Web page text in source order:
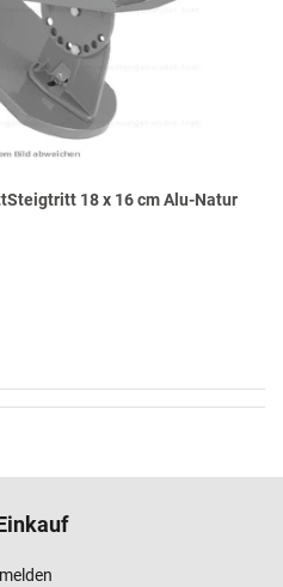
18 x 16 cm Alu-Natur